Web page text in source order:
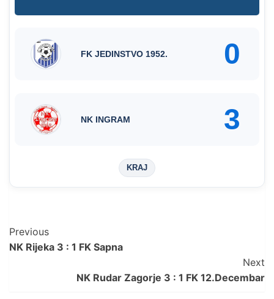
FK JEDINSTVO 1952. 0
NK INGRAM 3
KRAJ
Post
Navigation
Previous
NK Rijeka 3 : 1 FK Sapna
Next
NK Rudar Zagorje 3 : 1 FK 12.Decembar